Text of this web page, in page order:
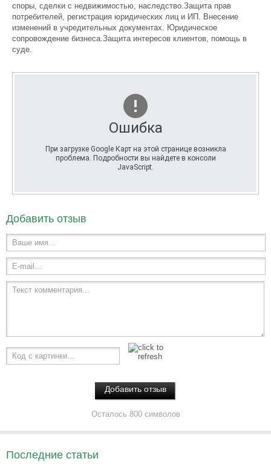
споры, сделки с недвижимостью, наследство.Защита прав
потребителей, регистрация юридических лиц и ИП. Внесение
изменений в учредительных документах. Юридическое
сопровождение бизнеса.Защита интересов клиентов, помощь в
суде.
Ошибка
При загрузке Google Карт на этой странице возникла
проблема. Подробности вы найдете в консоли
JavaScript.
Добавить отзыв
Ваше имя...
E-mail...
Текст комментария...
Код с картинки...
Осталось 800 символов
Последние статьи